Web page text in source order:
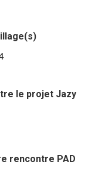
le projet Jazy
rencontre PAD